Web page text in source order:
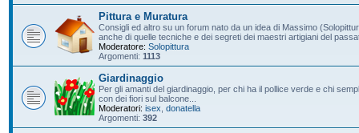
Pittura e Muratura
Consigli ed altro su un forum nato da un idea di Massimo
anche di quelle tecniche e dei segreti dei maestri artigiani del
Moderatore: Solopittura
Argomenti: 1113
Giardinaggio
Per gli amanti del giardinaggio, per chi ha il pollice verde e chi
con dei fiori sul balcone...
Moderatori: isex donatella
Argomenti: 392